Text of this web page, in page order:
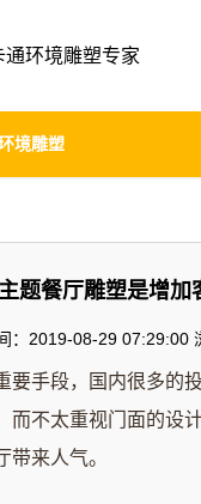
通环境雕塑专家
境雕塑
题餐厅雕塑是增加
：2019-08-29 07:29:00
要手段，国内很多的
不太重视门面的设
来人气。